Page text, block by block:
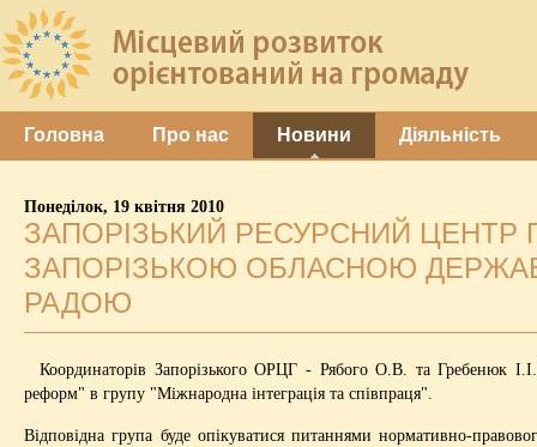
Головна Про нас Новини Діяльність
Понеділок, 19 квітня 2010
ЗАПОРІЗЬКИЙ РЕСУРСНИЙ
ЗАПОРІЗЬКОЮ ОБЛАСНОЮ
РАДОЮ
Координаторів Запорізького ОРЦГ - Рябого О.В. та Гребенюк
реформ" в групу "Міжнародна інтеграція та співпраця".
Відповідна група буде опікуватися питаннями нормативно-